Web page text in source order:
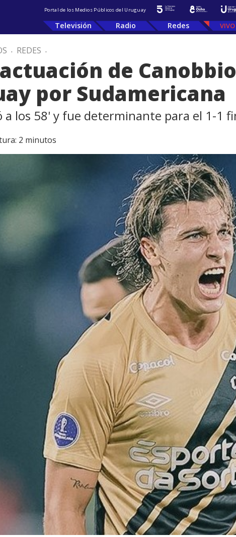
Portal de los Medios Públicos del Uruguay
Televisión Radio Redes
. REDES .
de
por Sudamericana
a los 58' y fue determinante para el 1-1
2 minutos